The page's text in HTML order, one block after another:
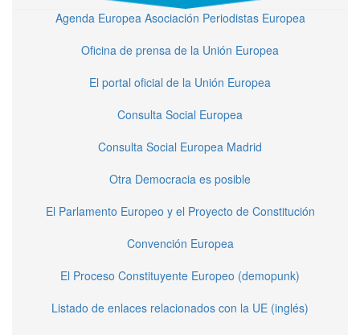
Agenda Europea Asociación Periodistas Europea
Oficina de prensa de la Unión Europea
El portal oficial de la Unión Europea
Consulta Social Europea
Consulta Social Europea Madrid
Otra Democracia es posible
El Parlamento Europeo y el Proyecto de Constitución
Convención Europea
El Proceso Constituyente Europeo (demopunk)
Listado de enlaces relacionados con la UE (inglés)